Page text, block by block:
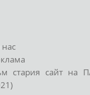
нас
стария сайт на